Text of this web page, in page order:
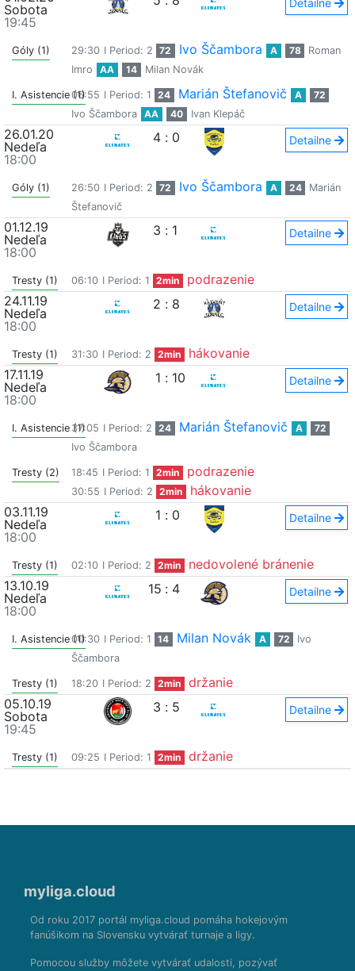
Sobota
19:45
Detailne
Góly (1) 29:30 I Period: 2 72 Ivo Ščambora A 78
Roman
Imro
AA 14 Milan Novák
I. Asistencie (1)06:55 I Period: 1 24 Marián Štefanovič A
72
Ivo Ščambora
AA 40 Ivan Klepáč
26.01.20
Nedeľa
18:00
4 : 0 Detailne
Góly (1) 26:50 I Period: 2 72 Ivo Ščambora A 24
Marián
Štefanovič
01.12.19
Nedeľa
18:00
3 : 1 Detailne
Tresty (1) 06:10 I Period: 1 2min
podrazenie
24.11.19
Nedeľa
18:00
2 : 8 Detailne
Tresty (1) 31:30 I Period: 2 2min
hákovanie
17.11.19
Nedeľa
18:00
1 : 10 Detailne
I. Asistencie (1)37:05 I Period: 2 24 Marián Štefanovič A
72
Ivo Ščambora
Tresty (2) 18:45 I Period: 1 2min podrazenie
30:55 I Period: 2 2min
hákovanie
03.11.19
Nedeľa
18:00
1 : 0 Detailne
Tresty (1) 02:10 I Period: 2 2min
nedovolené bránenie
13.10.19
Nedeľa
18:00
15 : 4 Detailne
I. Asistencie (1)00:30 I Period: 1 14 Milan Novák A 72
Ivo
Ščambora
Tresty (1) 18:20 I Period: 2 2min
držanie
05.10.19
Sobota
19:45
3 : 5 Detailne
Tresty (1) 09:25 I Period: 1 2min držanie
myliga.cloud
Od roku 2017 portál myliga.cloud pomáha hokejovým
fanúšikom na Slovensku vytvárať turnaje a ligy.
Pomocou služby môžete vytvárať udalosti, pozývať